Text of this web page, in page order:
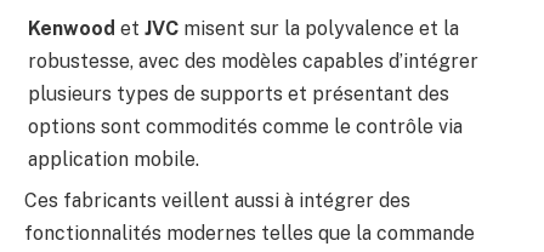
Kenwood et JVC misent sur la polyvalence et la
robustesse, avec des modèles capables d’intégrer
plusieurs types de supports et présentant des
options sont commodités comme le contrôle via
application mobile.
Ces fabricants veillent aussi à intégrer des
fonctionnalités modernes telles que la commande